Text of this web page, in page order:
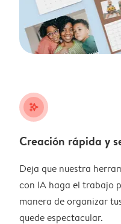
stars_plus
Creación rápida y
Deja que nuestra
con IA haga el trabajo
manera de organizar
quede espectacular.